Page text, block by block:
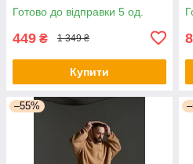
Готово до відправки 5 од.
449 ₴ 1 349 ₴
Купити
–55%